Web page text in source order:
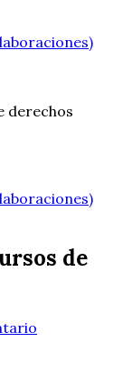
derechos
de